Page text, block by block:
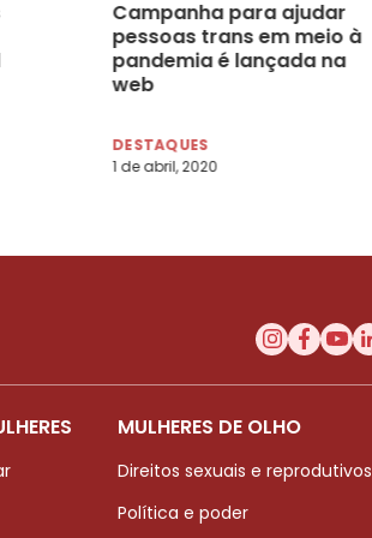
Campanha para ajudar
pessoas trans em meio à
pandemia é lançada na
web
DESTAQUES
1 de abril, 2020
MULHERES DE OLHO
Direitos sexuais e reprodutivos
Política e poder